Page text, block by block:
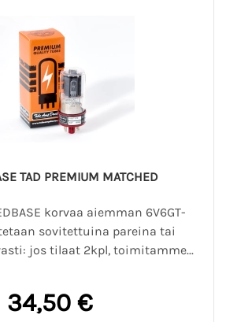
TAD PREMIUM MATCHED
korvaa aiemman 6V6GT-
sovitettuina pareina tai
jos tilaat 2kpl, toimitamme...
34,50 €